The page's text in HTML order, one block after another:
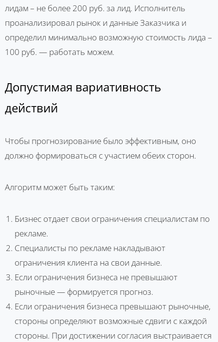
лидам – не более 200 руб. за лид. Исполнитель
проанализировал рынок и данные Заказчика и
определил минимально возможную стоимость лида –
100 руб. — работать можем.
Допустимая вариативность
действий
Чтобы прогнозирование было эффективным, оно
должно формироваться с участием обеих сторон.
Алгоритм может быть таким:
Бизнес отдает свои ограничения специалистам по
рекламе.
Специалисты по рекламе накладывают
ограничения клиента на свои данные.
Если ограничения бизнеса не превышают
рыночные — формируется прогноз.
Если ограничения бизнеса превышают рыночные,
стороны определяют возможные сдвиги с каждой
стороны. При достижении согласия выстраивается